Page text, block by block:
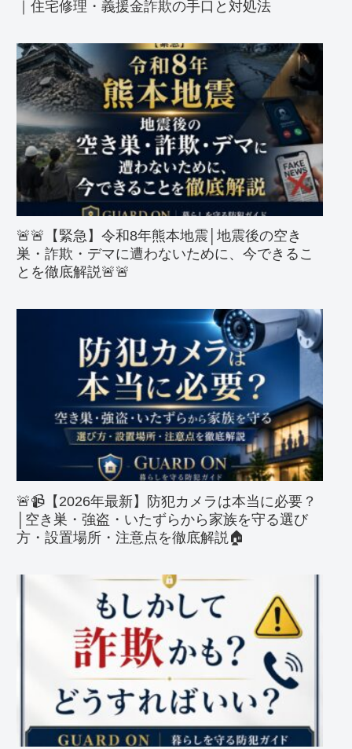
｜住宅修理・義援金詐欺の手口と対処法
🚨🚨【緊急】令和8年熊本地震│地震後の空き
巣・詐欺・デマに遭わないために、今できるこ
とを徹底解説🚨🚨
🚨📹【2026年最新】防犯カメラは本当に必要？
│空き巣・強盗・いたずらから家族を守る選び
方・設置場所・注意点を徹底解説🏠